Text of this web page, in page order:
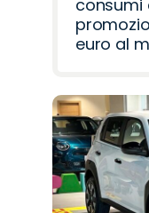
consumi
euro al